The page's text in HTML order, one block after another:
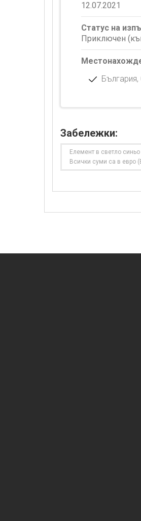
12.07.2021
Статус на
Приключен
Забележки:
Елемент в светло
Всички суми са в евро